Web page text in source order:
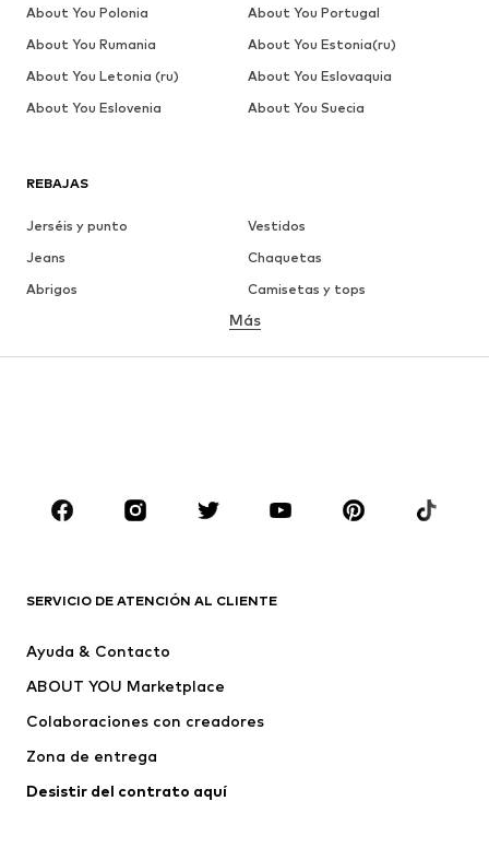
REBAJAS
Jerséis y punto
Vestidos
Jeans
Chaquetas
Abrigos
Camisetas y tops
Ropa interior
Faldas
Blusas y camisas
Zapatos
Deporte
Vestidos
Camisetas y tops
Chaquetas
Jerséis y punto
Ropa interior
Abrigos
Más
SERVICIO DE ATENCIÓN AL CLIENTE
Ayuda & Contacto
ABOUT YOU Marketplace
Colaboraciones con creadores
Zona de entrega
Desistir del contrato aquí
About You Polonia
About You Portugal
About You Rumania
About You Estonia(ru)
About You Letonia (ru)
About You Eslovaquia
About You Eslovenia
About You Suecia